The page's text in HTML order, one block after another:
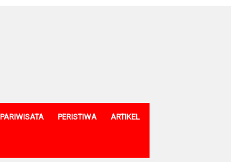
PARIWISATA PERISTIWA ARTIKEL